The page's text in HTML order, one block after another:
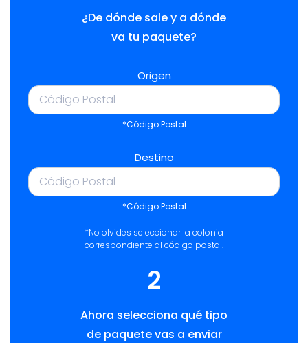
¿De dónde sale y a dónde
va tu paquete?
Origen
*Código Postal
Destino
*Código Postal
*No olvides seleccionar la colonia
correspondiente al código postal.
2
Ahora selecciona qué tipo
de paquete vas a enviar